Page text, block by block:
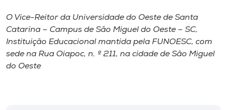
Diplomados
Cultura
O Vice-Reitor da Universidade do Oeste de Santa
Catarina – Campus de São Miguel do Oeste – SC,
Instituição Educacional mantida pela FUNOESC, com
sede na Rua Oiapoc, n. º 211, na cidade de São Miguel
do Oeste